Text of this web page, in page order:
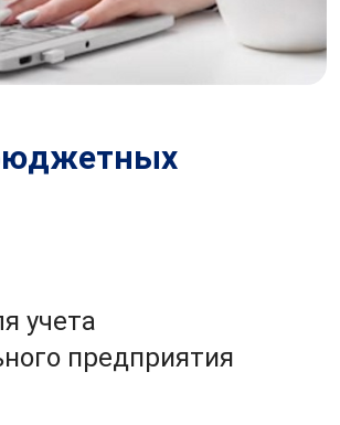
учета
предприятия